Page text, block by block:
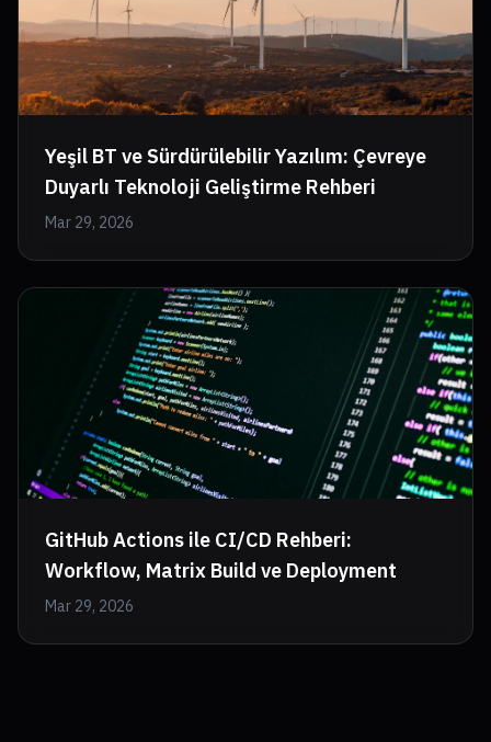
Yeşil BT ve Sürdürülebilir Yazılım: Çevreye
Duyarlı Teknoloji Geliştirme Rehberi
Mar 29, 2026
GitHub Actions ile CI/CD Rehberi:
Workflow, Matrix Build ve Deployment
Mar 29, 2026